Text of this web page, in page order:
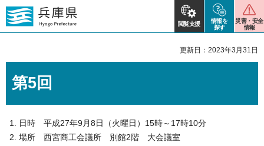
閲覧支援
情報を
探す
災害・安全
情報
更新日：2023年3月31日
第5回
日時 平成27年9月8日（火曜日）15時～17時10分
場所 西宮商工会議所 別館2階 大会議室